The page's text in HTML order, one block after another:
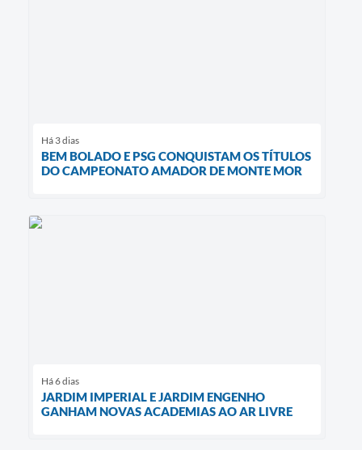
Há 3 dias
BEM BOLADO E PSG CONQUISTAM OS TÍTULOS
DO CAMPEONATO AMADOR DE MONTE MOR
Há 6 dias
JARDIM IMPERIAL E JARDIM ENGENHO
GANHAM NOVAS ACADEMIAS AO AR LIVRE